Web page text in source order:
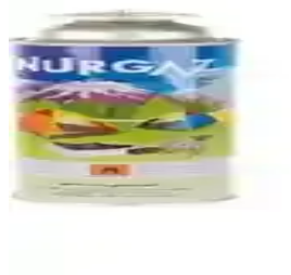
Pratik LED Aydınlatma
Dış mekanlar ve taşınabilir kullanım
Dağcı ve Outdoor Kullanımı
İki farklı sırt çantası modelinin
Kampseti ve Moniev Natura